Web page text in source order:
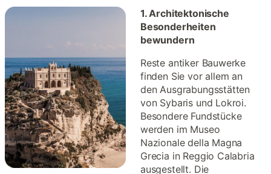
1. Architektonische
Besonderheiten
bewundern
Reste antiker Bauwerke
finden Sie vor allem an
den Ausgrabungsstätten
von Sybaris und Lokroi.
Besondere Fundstücke
werden im Museo
Nazionale della Magna
Grecia in Reggio Calabria
ausgestellt. Die